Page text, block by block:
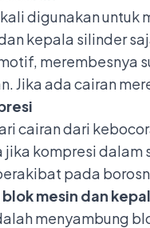
digunakan
kepala silinder
merembesnya
Jika ada cairan
cairan dari
jika kompresi
pada
mesin dan
menyambung